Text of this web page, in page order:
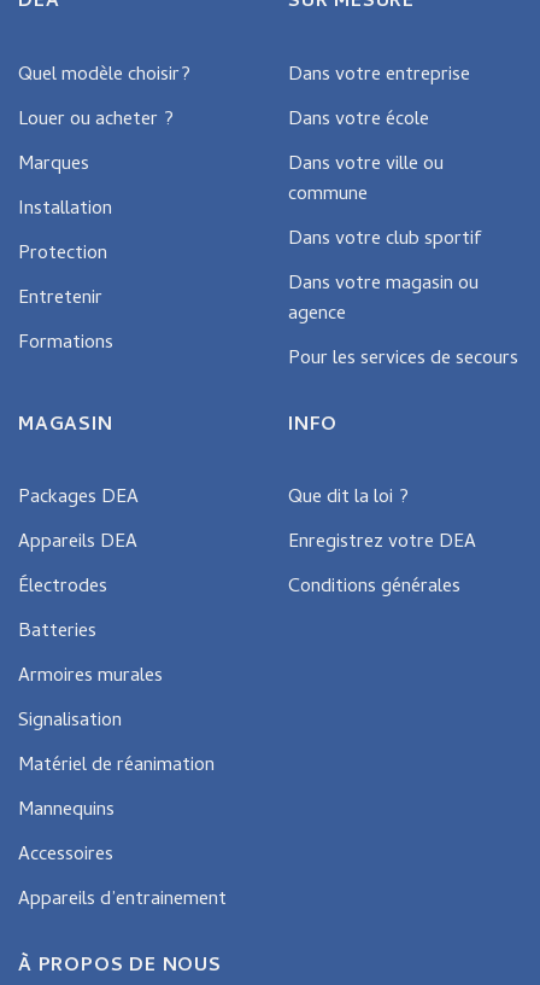
on
product
page
Quel modèle choisir?
Louer ou acheter ?
Marques
Installation
Protection
Entretenir
Formations
Dans votre entreprise
Dans votre école
Dans votre ville ou
commune
Dans votre club sportif
Dans votre magasin ou
agence
Pour les services de secours
MAGASIN
Packages DEA
Appareils DEA
Électrodes
Batteries
Armoires murales
Signalisation
Matériel de réanimation
Mannequins
Accessoires
Appareils d’entrainement
INFO
Que dit la loi ?
Enregistrez votre DEA
Conditions générales
À PROPOS DE NOUS